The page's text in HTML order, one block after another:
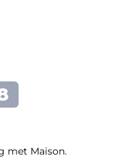
met Maison.